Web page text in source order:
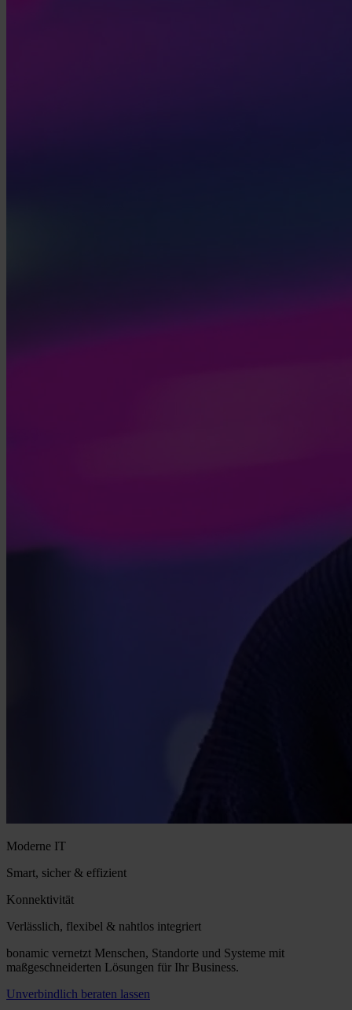
Moderne IT
Smart, sicher & effizient
Konnektivität
Verlässlich, flexibel & nahtlos integriert
bonamic vernetzt Menschen, Standorte und Systeme mit
maßgeschneiderten Lösungen für Ihr Business.
Unverbindlich beraten lassen